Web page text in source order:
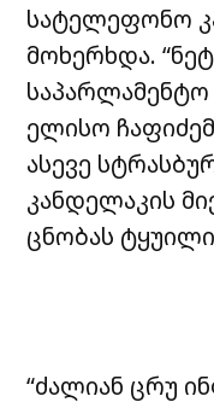
სატელეფონო
მოხერხდა.
ელისო
ასევე
კანდელაკის
ცნობას
“ძალიან ცრუ